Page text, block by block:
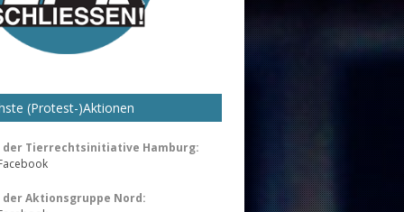
(Protest-)Aktionen
der Tierrechtsinitiative Hamburg:
der Aktionsgruppe Nord: